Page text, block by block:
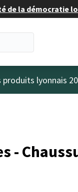
de la démocratie
produits lyonnais
-